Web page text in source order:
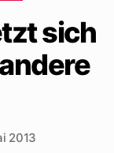
sich
2013